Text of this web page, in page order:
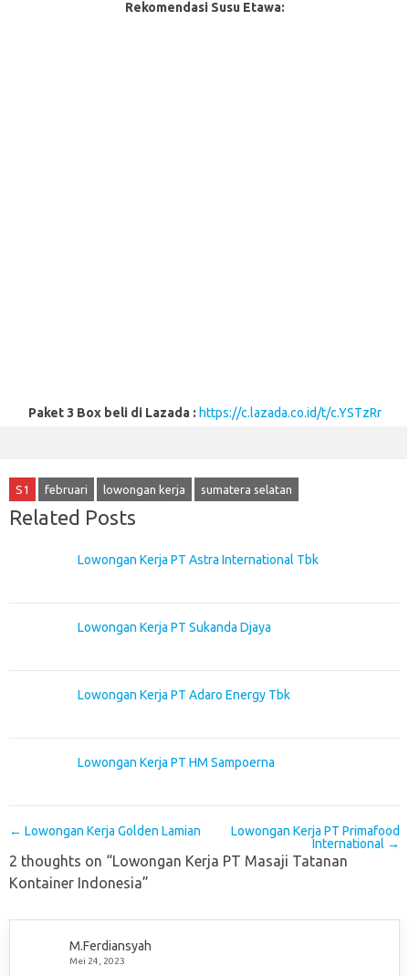
Rekomendasi Susu Etawa:
Paket 3 Box beli di Lazada : https://c.lazada.co.id/t/c.YSTzRr
S1 februari lowongan kerja sumatera selatan
Related Posts
Lowongan Kerja PT Astra International Tbk
Lowongan Kerja PT Sukanda Djaya
Lowongan Kerja PT Adaro Energy Tbk
Lowongan Kerja PT HM Sampoerna
Post navigation
← Lowongan Kerja Golden Lamian
Lowongan Kerja PT Primafood
International →
2 thoughts on “Lowongan Kerja PT Masaji Tatanan
Kontainer Indonesia”
M.Ferdiansyah
Mei 24, 2023